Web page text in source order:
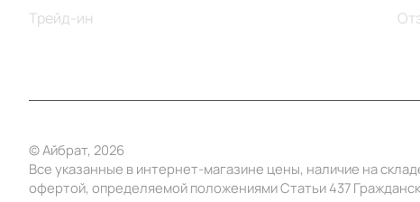
Трейд-ин
© Айбрат, 2026
Все указанные в интернет-магазине цены, наличие на
офертой, определяемой положениями Статьи 437